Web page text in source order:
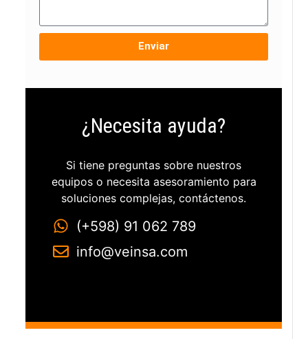
Enviar
¿Necesita ayuda?
Si tiene preguntas sobre nuestros
equipos o necesita asesoramiento para
soluciones complejas, contáctenos.
(+598) 91 062 789
info@veinsa.com